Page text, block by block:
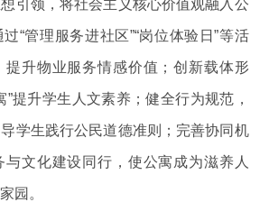
引领，将社会主义核心价值观融入公
“管理服务进社区”“岗位体验日”等活
提升物业服务情感价值；创新载体形
”提升学生人文素养；健全行为规范，
学生践行公民道德准则；完善协同机
文化建设同行，使公寓成为滋养人
园。